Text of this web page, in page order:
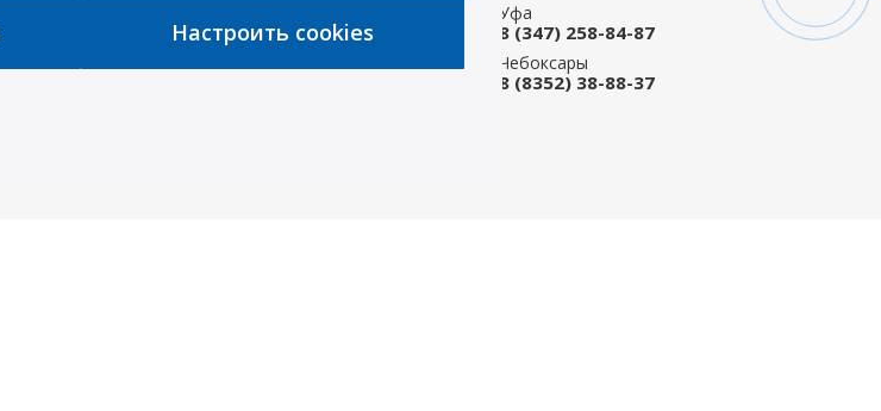
8 (843) 207-03-08
Уфа
8 (347) 258-84-87
Чебоксары
8 (8352) 38-88-37
Настроить cookies